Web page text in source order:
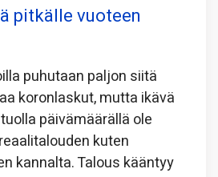
pitkälle vuoteen
puhutaan paljon siitä
koronlaskut, mutta ikävä
päivämäärällä ole
kuten
kannalta. Talous kääntyy